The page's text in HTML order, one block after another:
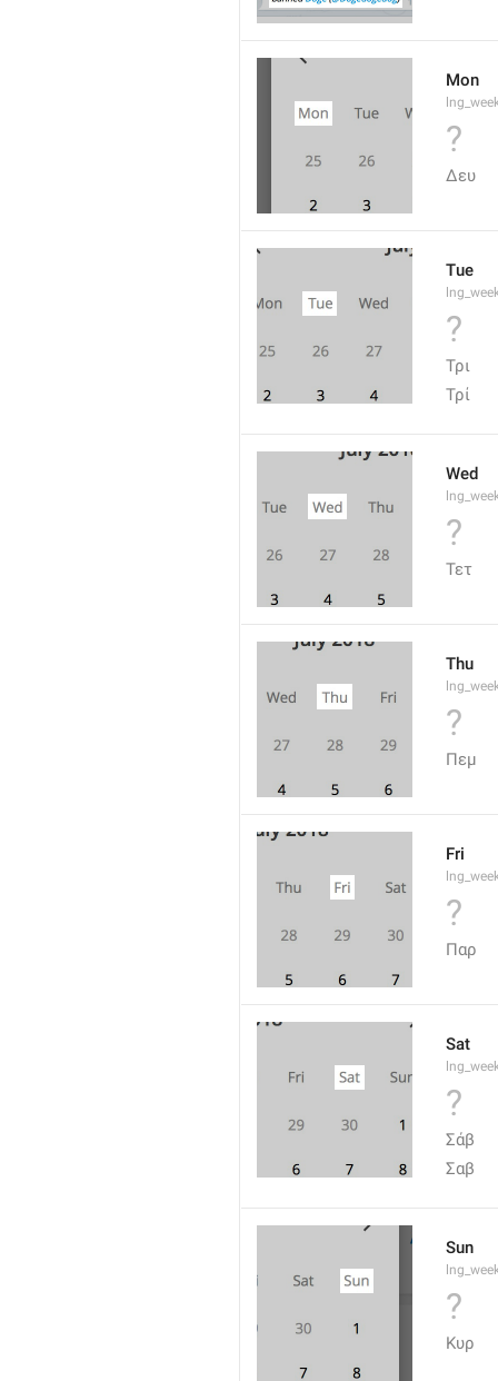
Mon
?
Δευ
Tue
?
Τρι
Τρί
Wed
?
Τετ
Thu
?
Πεμ
Fri
?
Παρ
Sat
?
Σάβ
Σαβ
Sun
?
Κυρ